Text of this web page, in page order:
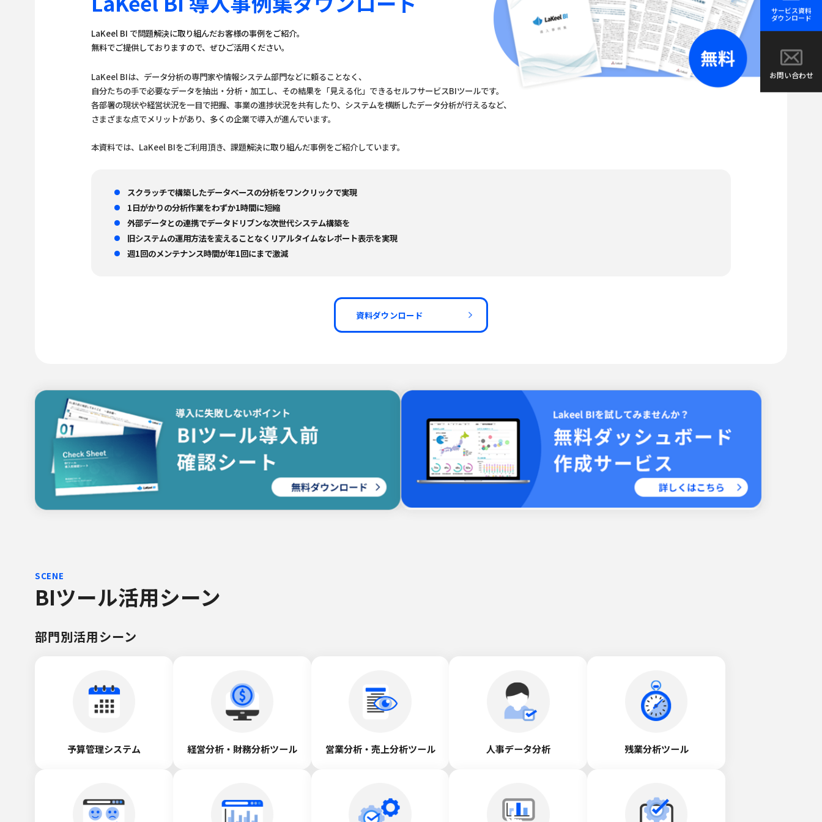
サービス資料
ダウンロード
お問い合わせ
LaKeel BI で問題解決に取り組んだお客様の事例をご紹介。
無料でご提供しておりますので、ぜひご活用ください。
LaKeel BIは、データ分析の専門家や情報システム部門などに頼ることなく、
自分たちの手で必要なデータを抽出・分析・加工し、その結果を「見える化」できるセルフサービスBIツールです。
各部署の現状や経営状況を一目で把握、事業の進捗状況を共有したり、システムを横断したデータ分析が行えるなど、
さまざまな点でメリットがあり、多くの企業で導入が進んでいます。
本資料では、LaKeel BIをご利用頂き、課題解決に取り組んだ事例をご紹介しています。
スクラッチで構築したデータベースの分析をワンクリックで実現
1日がかりの分析作業をわずか1時間に短縮
外部データとの連携でデータドリブンな次世代システム構築を
旧システムの運用方法を変えることなくリアルタイムなレポート表示を実現
週1回のメンテナンス時間が年1回にまで激減
資料ダウンロード
SCENE
BIツール活用シーン
部門別活用シーン
予算管理システム 経営分析・財務分析ツール 営業分析・売上分析ツール 人事データ分析 残業分析ツール